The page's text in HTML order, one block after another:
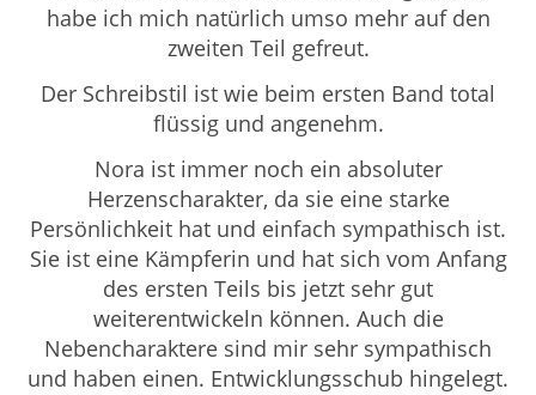
habe ich mich natürlich umso mehr auf den
zweiten Teil gefreut.
Der Schreibstil ist wie beim ersten Band total
flüssig und angenehm.
Nora ist immer noch ein absoluter
Herzenscharakter, da sie eine starke
Persönlichkeit hat und einfach sympathisch ist.
Sie ist eine Kämpferin und hat sich vom Anfang
des ersten Teils bis jetzt sehr gut
weiterentwickeln können. Auch die
Nebencharaktere sind mir sehr sympathisch
und haben einen. Entwicklungsschub hingelegt.